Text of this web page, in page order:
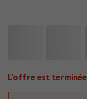
L'offre est terminée